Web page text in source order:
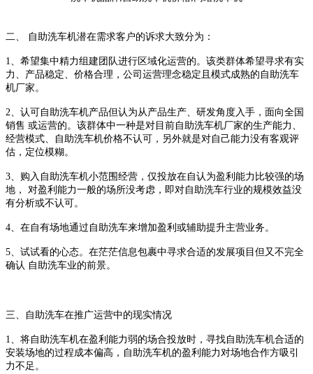
二、 自助洗车机潜在需求客户的诉求大致分为：
1
、希望集中精力组建团队进行区域化运营的。该类群体希望寻求有实
力、产品稳定、价格合理，公司运营理念稳定且模式成熟的自助洗车
机厂家。
2 、认可自助洗车机产品但认为从产品生产、研发角度入手，面向全国
销售 或运营的。该群体中一种是对目前自助洗车机厂家的生产能力、
经营模式、自助洗车机价格不认可，另外就是对自己能力没有客观评
估，定位模糊。
3 、购入自助洗车机小范围经营，仅投放在自认为盈利能力比较强的场
地， 对盈利能力一般的场所没考虑，即对自助洗车行业的规模效益没
有分析或不认可。
4 、在自有场地通过自助洗车来增加盈利或辅助提升主营业务。
5 、试试看的心态。在茫茫信息包裹中寻求合适的发展项目但又不完全
确认 自助洗车业的前景。
三、自助洗车在推广运营中的现实情况
1
、将自助洗车机在盈利能力弱的场合投放时，寻找自助洗车机合适的
安装场地的过程成本偏高，自助洗车机的盈利能力对场地合作方吸引
力不足。